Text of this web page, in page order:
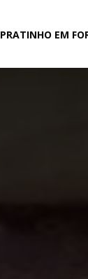
PRATINHO EM